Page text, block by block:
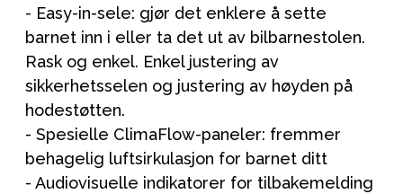
- Easy-in-sele: gjør det enklere å sette
barnet inn i eller ta det ut av bilbarnestolen.
Rask og enkel. Enkel justering av
sikkerhetsselen og justering av høyden på
hodestøtten.
- Spesielle ClimaFlow-paneler: fremmer
behagelig luftsirkulasjon for barnet ditt
- Audiovisuelle indikatorer for tilbakemelding